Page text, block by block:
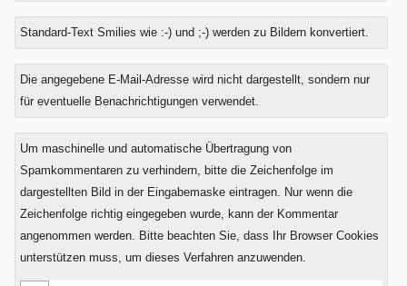
Standard-Text Smilies wie :-) und ;-) werden zu Bildern konvertiert.
Was
ist
Sieben
minus
Die angegebene E-Mail-Adresse wird nicht dargestellt, sondern nur
für eventuelle Benachrichtigungen verwendet.
Um maschinelle und automatische Übertragung von
Spamkommentaren zu verhindern, bitte die Zeichenfolge im
dargestellten Bild in der Eingabemaske eintragen. Nur wenn die
Zeichenfolge richtig eingegeben wurde, kann der Kommentar
angenommen werden. Bitte beachten Sie, dass Ihr Browser Cookies
unterstützen muss, um dieses Verfahren anzuwenden.